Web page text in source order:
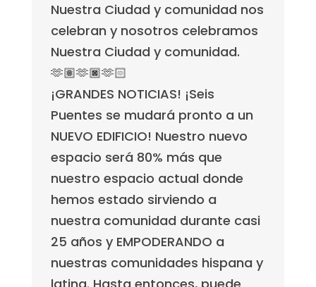
Nuestra Ciudad y comunidad nos
celebran y nosotros celebramos
Nuestra Ciudad y comunidad.
🫶🏽🫶🏿🫶🏻
¡GRANDES NOTICIAS! ¡Seis
Puentes se mudará pronto a un
NUEVO EDIFICIO! Nuestro nuevo
espacio será 80% más que
nuestro espacio actual donde
hemos estado sirviendo a
nuestra comunidad durante casi
25 años y EMPODERANDO a
nuestras comunidades hispana y